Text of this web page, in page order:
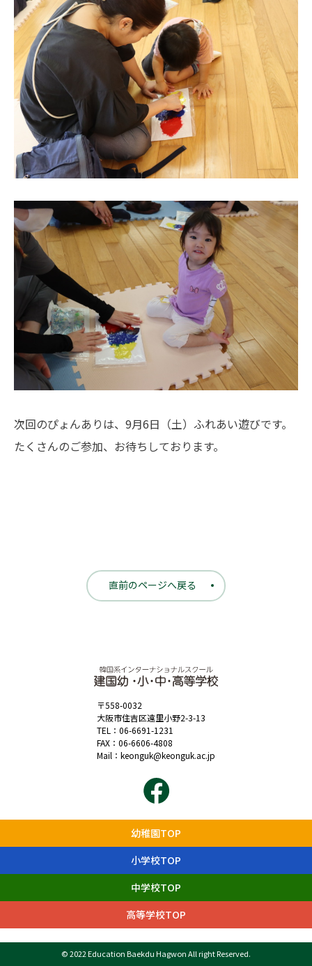
次回のぴょんありは、9月6日（土）ふれあい遊びです。
たくさんのご参加、お待ちしております。
直前のページへ戻る
〒558-0032
大阪市住吉区遠里小野2-3-13
TEL： 06-6691-1231
FAX：06-6606-4808
Mail： keonguk@keonguk.ac.jp
幼稚園TOP
小学校TOP
中学校TOP
高等学校TOP
© 2022 Education Baekdu Hagwon All right Reserved.